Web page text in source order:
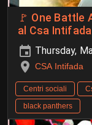
🚩 One
al Csa Intifada
Thursday,
CSA Intifada
Centri sociali
black panthers